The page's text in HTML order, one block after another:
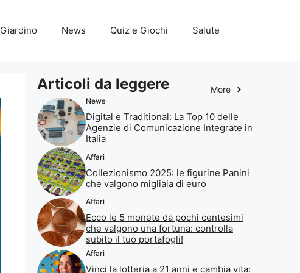
Giardino News Quiz e Giochi Salute
Articoli da leggere More
News
Digital e Traditional: La Top 10 delle
Agenzie di Comunicazione Integrate in
Italia
Affari
Collezionismo 2025: le figurine Panini
che valgono migliaia di euro
Affari
Ecco le 5 monete da pochi centesimi
che valgono una fortuna: controlla
subito il tuo portafogli!
Affari
Vinci la lotteria a 21 anni e cambia vita: